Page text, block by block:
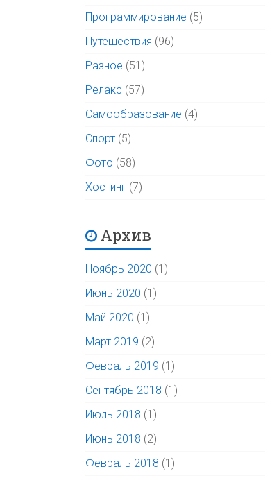
Программирование (5)
Путешествия (96)
Разное (51)
Релакс (57)
Самообразование (4)
Спорт (5)
Фото (58)
Хостинг (7)
Архив
Ноябрь 2020 (1)
Июнь 2020 (1)
Май 2020 (1)
Март 2019 (2)
Февраль 2019 (1)
Сентябрь 2018 (1)
Июль 2018 (1)
Июнь 2018 (2)
Февраль 2018 (1)